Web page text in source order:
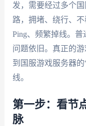
发，需要经过多个
路，拥堵、绕行、
Ping、频繁掉线。
问题依旧。真正的
到国服游戏服务器
线。
第一步：看节
脉